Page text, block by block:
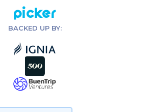
Picker
BACKED UP BY: